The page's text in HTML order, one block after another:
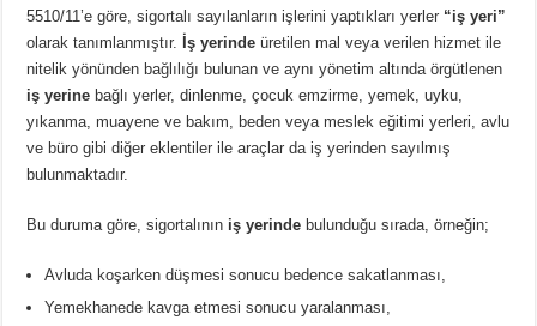
5510/11’e göre, sigortalı sayılanların işlerini yaptıkları yerler “iş yeri”
olarak tanımlanmıştır. İş yerinde üretilen mal veya verilen hizmet ile
nitelik yönünden bağlılığı bulunan ve aynı yönetim altında örgütlenen
iş yerine bağlı yerler, dinlenme, çocuk emzirme, yemek, uyku,
yıkanma, muayene ve bakım, beden veya meslek eğitimi yerleri, avlu
ve büro gibi diğer eklentiler ile araçlar da iş yerinden sayılmış
bulunmaktadır.
Bu duruma göre, sigortalının iş yerinde bulunduğu sırada, örneğin;
Avluda koşarken düşmesi sonucu bedence sakatlanması,
Yemekhanede kavga etmesi sonucu yaralanması,